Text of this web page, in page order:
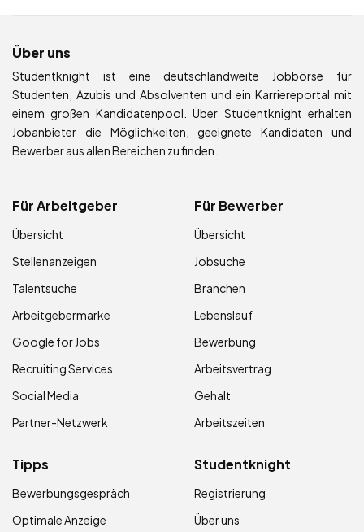
Über uns
Studentknight ist eine deutschlandweite Jobbörse für
Studenten, Azubis und Absolventen und ein Karriereportal mit
einem großen Kandidatenpool. Über Studentknight erhalten
Jobanbieter die Möglichkeiten, geeignete Kandidaten und
Bewerber aus allen Bereichen zu finden.
Für Arbeitgeber
Übersicht
Stellenanzeigen
Talentsuche
Arbeitgebermarke
Google for Jobs
Recruiting Services
Social Media
Partner-Netzwerk
Für Bewerber
Übersicht
Jobsuche
Branchen
Lebenslauf
Bewerbung
Arbeitsvertrag
Gehalt
Arbeitszeiten
Tipps
Bewerbungsgespräch
Optimale Anzeige
Studentknight
Registrierung
Über uns